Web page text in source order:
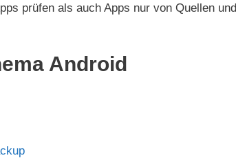
prüfen als auch Apps nur von Quellen und
Android